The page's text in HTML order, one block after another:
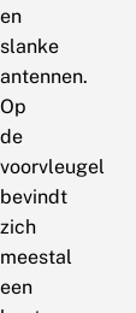
en
slanke
antennen.
Op
de
voorvleugel
bevindt
zich
meestal
een